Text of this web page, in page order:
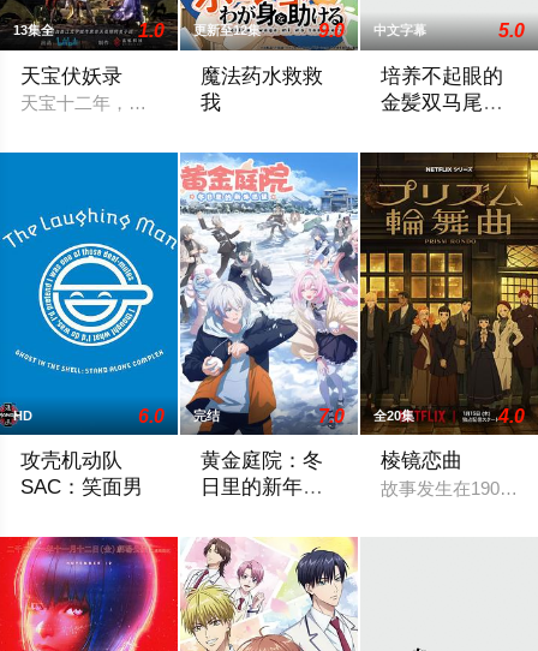
13集全 1.0
天宝伏妖录
天宝十二年，不谙世事的英俊少年孔鸿俊，肩负三项重任离开
更新至12集 9.0
魔法药水救救
我
中文字幕 5.0
培养不起眼的
金髪双马尾妹
HD 6.0
攻壳机动队
SAC：笑面男
完结 7.0
黄金庭院：冬
日里的新年愿
全20集 4.0
棱镜恋曲
故事发生在1900年